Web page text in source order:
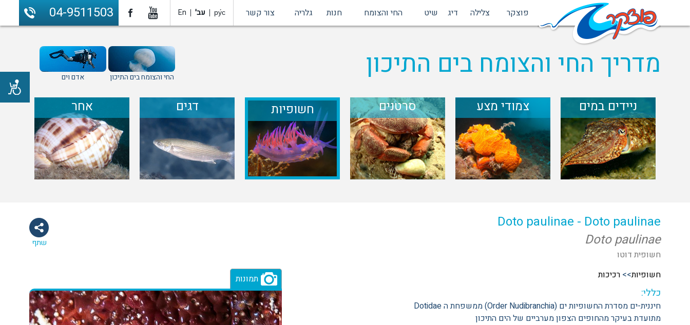
פוצקר צלילה דיג שיט החי והצומח חנות גלריה צור קשר ру́с עב' En
04-9511503
מדריך החי והצומח בים התיכון החי והצומח בים התיכון אדם וים
ניידים במים צמודי מצע סרטנים חשופיות דגים אחר
שתף
Doto paulinae - Doto paulinae
Doto paulinae
חשופית דוטו
תמונות
חשופיות>> רכיכות
כללי:
חיננית-ים מסדרת החשופיות ים (Order Nudibranchia) ממשפחת ה Dotidae
מתועדת בעיקר מהחופים הצפון מערביים של הים התיכון